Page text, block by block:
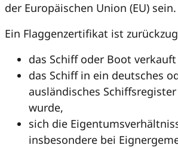
der Europäischen Union (EU) sein.
Ein Flaggenzertifikat ist
das Schiff oder Boot
das Schiff in ein deutsches
ausländisches
wurde,
sich die
insbesondere bei